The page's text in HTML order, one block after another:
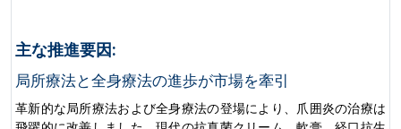
主な推進要因:
局所療法と全身療法の進歩が市場を牽引
革新的な局所療法および全身療法の登場により、爪囲炎の治療は